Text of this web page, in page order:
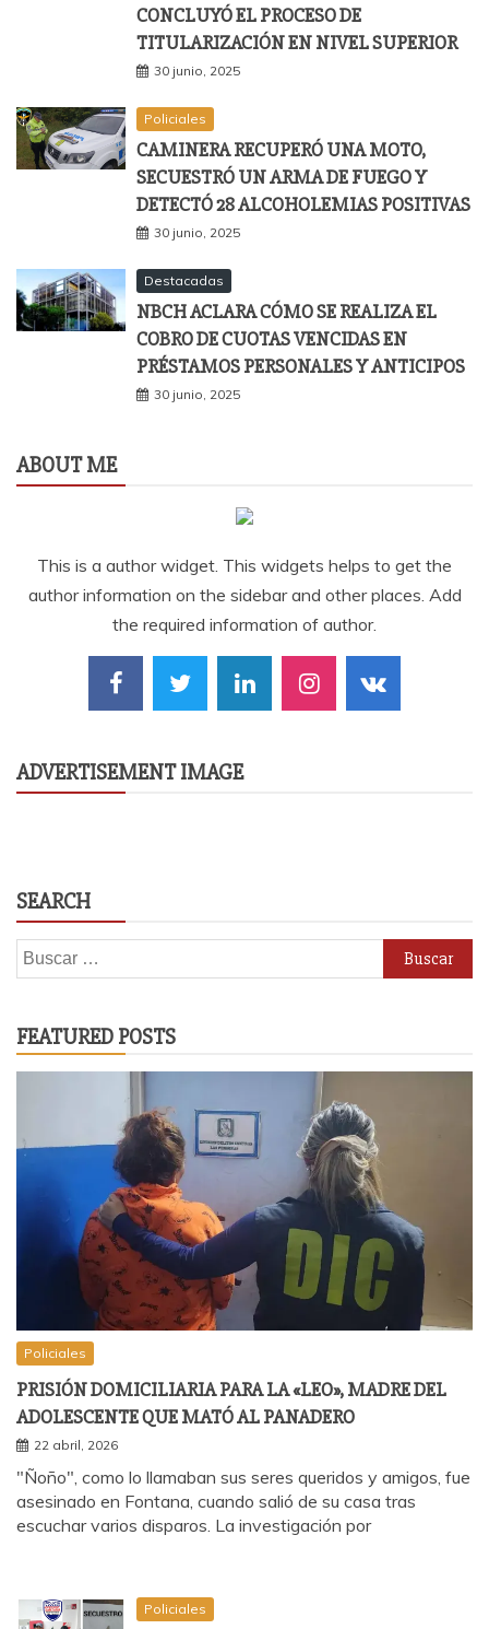
CONCLUYÓ EL PROCESO DE
TITULARIZACIÓN EN NIVEL SUPERIOR
30 junio, 2025
Policiales
CAMINERA RECUPERÓ UNA MOTO,
SECUESTRÓ UN ARMA DE FUEGO Y
DETECTÓ 28 ALCOHOLEMIAS POSITIVAS
30 junio, 2025
Destacadas
NBCH ACLARA CÓMO SE REALIZA EL
COBRO DE CUOTAS VENCIDAS EN
PRÉSTAMOS PERSONALES Y ANTICIPOS
30 junio, 2025
ABOUT ME
This is a author widget. This widgets helps to get the
author information on the sidebar and other places. Add
the required information of author.
ADVERTISEMENT IMAGE
SEARCH
Buscar:
FEATURED POSTS
Policiales
PRISIÓN DOMICILIARIA PARA LA «LEO», MADRE DEL
ADOLESCENTE QUE MATÓ AL PANADERO
22 abril, 2026
"Ñoño", como lo llamaban sus seres queridos y amigos, fue
asesinado en Fontana, cuando salió de su casa tras
escuchar varios disparos. La investigación por
Policiales